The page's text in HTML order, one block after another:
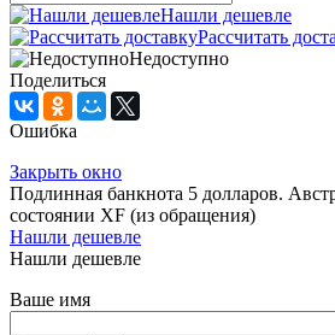
Нашли дешевле
Рассчитать
Недоступно
Поделиться
Ошибка
Закрыть окно
Подлинная банкнота 5 долларов.
состоянии XF (из обращения)
Нашли дешевле
Нашли дешевле
Ваше имя